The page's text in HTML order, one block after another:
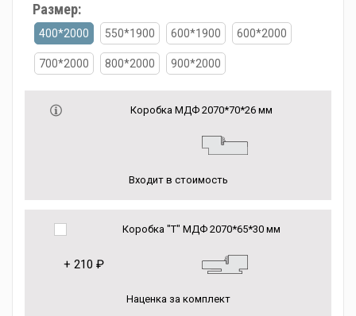
Размер:
400*2000 550*1900 600*1900 600*2000
700*2000 800*2000 900*2000
Коробка МДФ 2070*70*26 мм
Входит в стоимость
Коробка "Т" МДФ 2070*65*30 мм
+ 210 ₽
Наценка за комплект